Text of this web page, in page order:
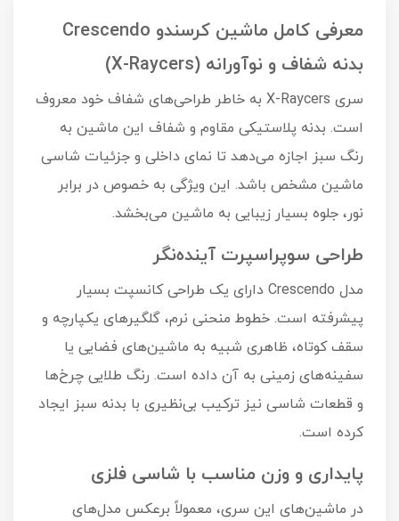
معرفی کامل ماشین کرسندو Crescendo
بدنه شفاف و نوآورانه (X-Raycers)
سری X-Raycers به خاطر طراحی‌های شفاف خود معروف
است. بدنه پلاستیکی مقاوم و شفاف این ماشین به
رنگ سبز اجازه می‌دهد تا نمای داخلی و جزئیات شاسی
ماشین مشخص باشد. این ویژگی به خصوص در برابر
نور، جلوه بسیار زیبایی به ماشین می‌بخشد.
طراحی سوپراسپرت آینده‌نگر
مدل Crescendo دارای یک طراحی کانسپت بسیار
پیشرفته است. خطوط منحنی نرم، گلگیرهای یکپارچه و
سقف کوتاه، ظاهری شبیه به ماشین‌های فضایی یا
سفینه‌های زمینی به آن داده است. رنگ طلایی چرخ‌ها
و قطعات شاسی نیز ترکیب بی‌نظیری با بدنه سبز ایجاد
کرده است.
پایداری و وزن مناسب با شاسی فلزی
در ماشین‌های این سری، معمولاً برعکس مدل‌های